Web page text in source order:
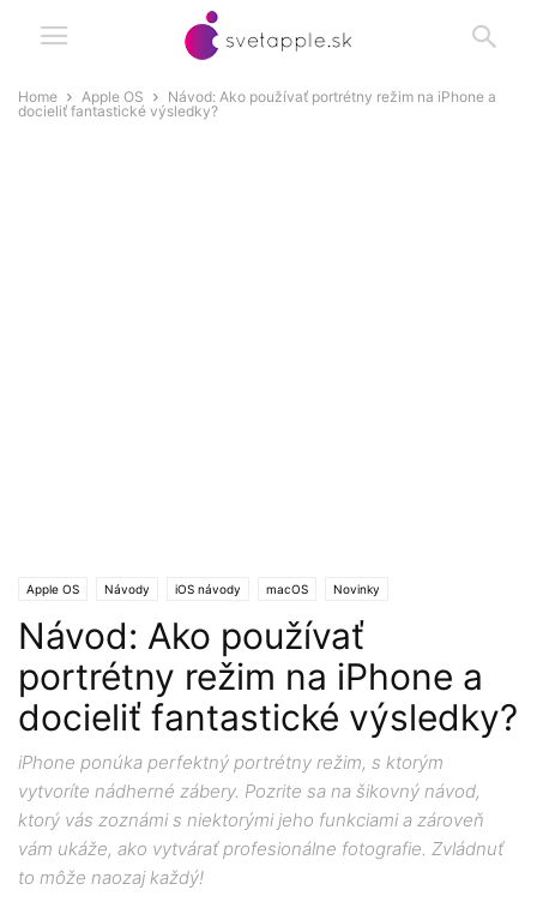
Home Apple OS
Návod: Ako používať portrétny režim na iPhone a
docieliť fantastické výsledky?
Apple OS Návody iOS návody macOS Novinky
Návod: Ako používať
portrétny režim na iPhone a
docieliť fantastické výsledky?
iPhone ponúka perfektný portrétny režim, s ktorým
vytvoríte nádherné zábery. Pozrite sa na šikovný návod,
ktorý vás zoznámi s niektorými jeho funkciami a zároveň
vám ukáže, ako vytvárať profesionálne fotografie. Zvládnuť
to môže naozaj každý!